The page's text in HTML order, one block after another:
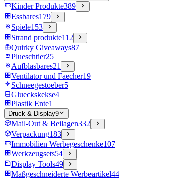
Kinder Produkte389
Essbares179
Spiele153
Strand produkte112
Quirky Giveaways87
Plueschtier25
Aufblasbares21
Ventilator und Faecher19
Schneegestoeber5
Glueckskekse4
Plastik Ente1
Druck & Display9
Mail-Out & Beilagen332
Verpackung183
Immobilien Werbegeschenke107
Werkzeugsets54
Display Tools49
Maßgeschneiderte Werbeartikel44